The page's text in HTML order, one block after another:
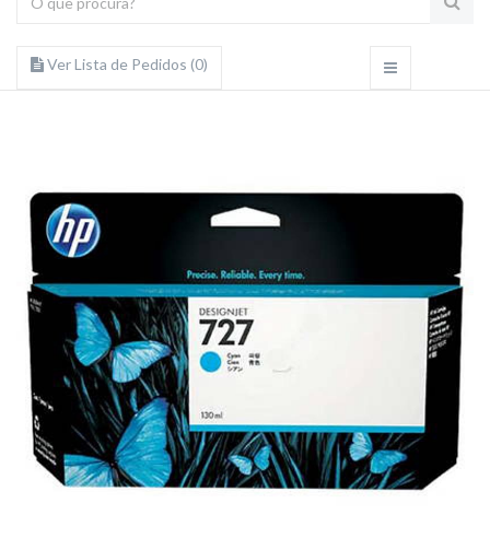
Ver Lista de Pedidos (0)